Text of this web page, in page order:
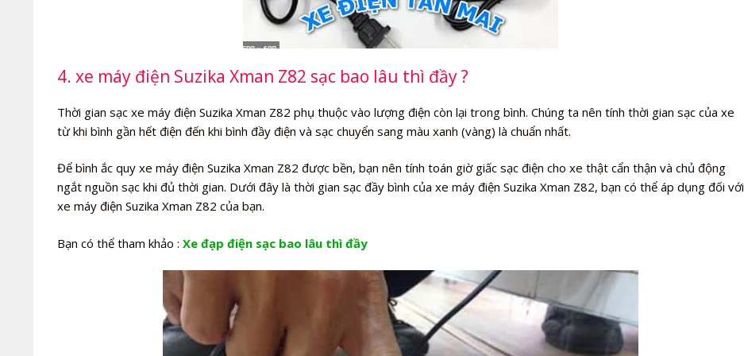
4. xe máy điện Suzika Xman Z82 sạc bao lâu thì đầy ?
Thời gian sạc xe máy điện Suzika Xman Z82 phụ thuộc vào lượng điện còn lại trong bình. Chúng ta nên tính thời gian sạc của xe
từ khi bình gần hết điện đến khi bình đầy điện và sạc chuyển sang màu xanh (vàng) là chuẩn nhất.
Để bình ắc quy xe máy điện Suzika Xman Z82 được bền, bạn nên tính toán giờ giấc sạc điện cho xe thật cẩn thận và chủ động
ngắt nguồn sạc khi đủ thời gian. Dưới đây là thời gian sạc đầy bình của xe máy điện Suzika Xman Z82, bạn có thể áp dụng đối với
xe máy điện Suzika Xman Z82 của bạn.
Bạn có thể tham khảo : Xe đạp điện sạc bao lâu thì đầy